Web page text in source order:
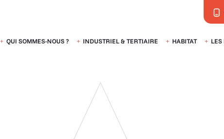
QUI SOMMES-NOUS ? INDUSTRIEL & TERTIAIRE HABITAT LES